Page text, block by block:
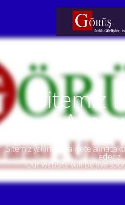
Sitemiz
Sitemiz yakında faaliyete
ederiz.
Our website will be live